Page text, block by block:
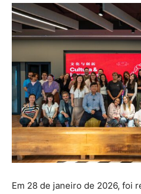
Em 28 de janeiro de 2026, foi